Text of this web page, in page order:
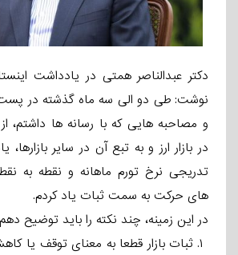
دکتر عبدالناصر همتی در یادداشت
نوشت: طی دو الی سه ماه گذشته در پست
و مصاحبه هایی که با رسانه ها داشتم،
در بازار ارز و به تبع آن در سایر
تدریجی نرخ تورم ماهانه و نقطه به
های حرکت به سمت ثبات یاد کردم.
در این زمینه، چند نکته را باید توضیح
۱. ثبات بازار قطعا به معنای توقف یا